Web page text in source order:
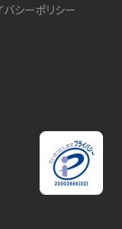
バシーポリシー